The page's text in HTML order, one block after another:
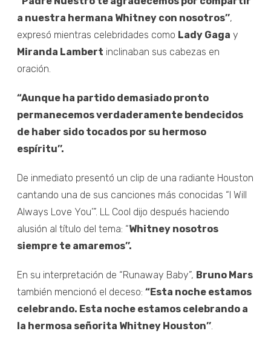
a nuestra hermana Whitney con nosotros’’,
expresó mientras celebridades como Lady Gaga y
Miranda Lambert inclinaban sus cabezas en
oración.
“Aunque ha partido demasiado pronto
permanecemos verdaderamente bendecidos
de haber sido tocados por su hermoso
espíritu’’.
De inmediato presentó un clip de una radiante Houston
cantando una de sus canciones más conocidas “I Will
Always Love You’”. LL Cool dijo después haciendo
alusión al título del tema: “Whitney nosotros
siempre te amaremos’’.
En su interpretación de “Runaway Baby”, Bruno Mars
también mencionó el deceso: “Esta noche estamos
celebrando. Esta noche estamos celebrando a
la hermosa señorita Whitney Houston’’